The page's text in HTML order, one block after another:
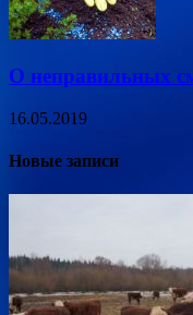
О неправильных
16.05.2019
Новые записи